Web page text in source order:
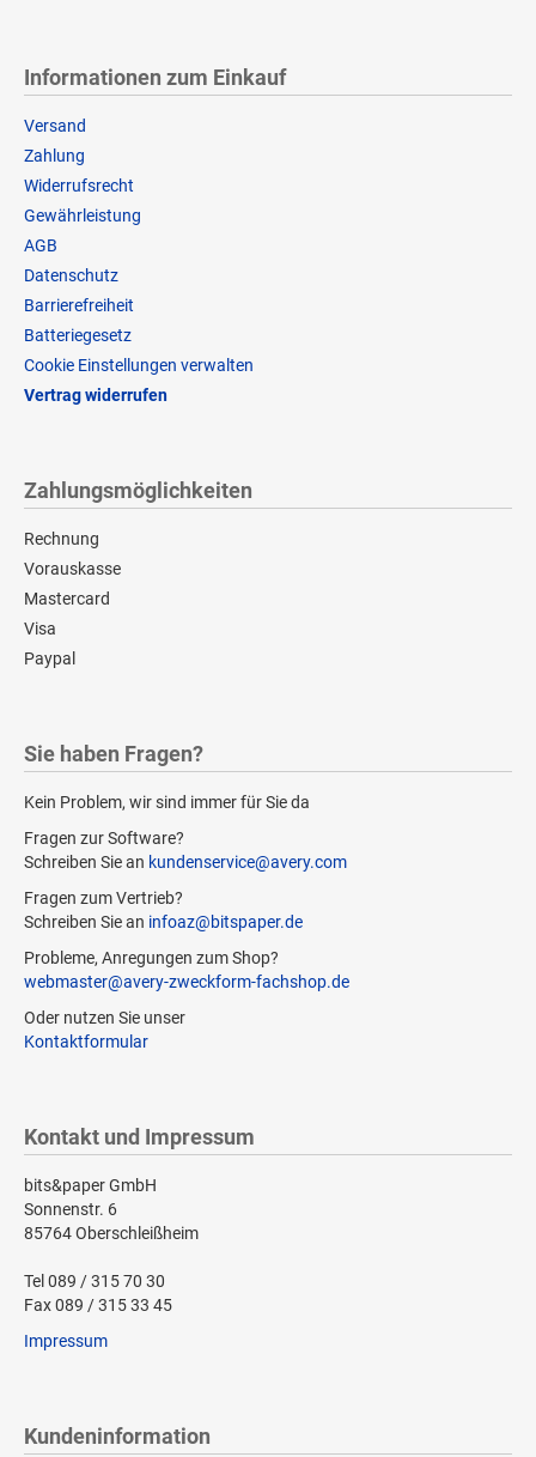
Informationen zum Einkauf
Versand
Zahlung
Widerrufsrecht
Gewährleistung
AGB
Datenschutz
Barrierefreiheit
Batteriegesetz
Cookie Einstellungen verwalten
Vertrag widerrufen
Zahlungsmöglichkeiten
Rechnung
Vorauskasse
Mastercard
Visa
Paypal
Sie haben Fragen?
Kein Problem, wir sind immer für Sie da
Fragen zur Software?
Schreiben Sie an kundenservice@avery.com
Fragen zum Vertrieb?
Schreiben Sie an infoaz@bitspaper.de
Probleme, Anregungen zum Shop?
webmaster@avery-zweckform-fachshop.de
Oder nutzen Sie unser
Kontaktformular
Kontakt und Impressum
bits&paper GmbH
Sonnenstr. 6
85764 Oberschleißheim
Tel 089 / 315 70 30
Fax 089 / 315 33 45
Impressum
Kundeninformation